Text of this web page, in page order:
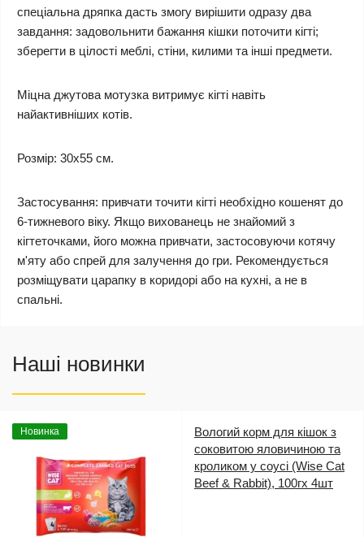
спеціальна дряпка дасть змогу вирішити одразу два
завдання: задовольнити бажання кішки поточити кігті;
зберегти в цілості меблі, стіни, килими та інші предмети.
Міцна джутова мотузка витримує кігті навіть
найактивніших котів.
Розмір: 30х55 см.
Застосування: привчати точити кігті необхідно кошенят до
6-тижневого віку. Якщо вихованець не знайомий з
кігтеточками, його можна привчати, застосовуючи котячу
м'яту або спрей для залучення до гри. Рекомендується
розміщувати царапку в коридорі або на кухні, а не в
спальні.
Наші новинки
Новинка
Вологий корм для кішок з
соковитою яловичиною та
кроликом у соусі (Wise Cat
Beef & Rabbit), 100гх 4шт